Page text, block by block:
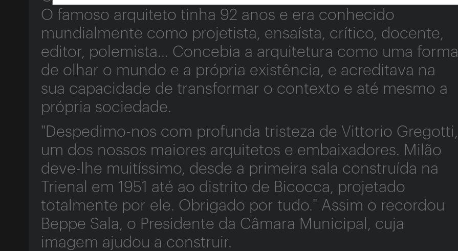
O famoso arquiteto tinha 92 anos e era conhecido
mundialmente como projetista, ensaísta, crítico, docente,
editor, polemista... Concebia a arquitetura como uma forma
de olhar o mundo e a própria existência, e acreditava na
sua capacidade de transformar o contexto e até mesmo a
própria sociedade.
"Despedimo-nos com profunda tristeza de Vittorio Gregotti,
um dos nossos maiores arquitetos e embaixadores. Milão
deve-lhe muitíssimo, desde a primeira sala construída na
Trienal em 1951 até ao distrito de Bicocca, projetado
totalmente por ele. Obrigado por tudo." Assim o recordou
Beppe Sala, o Presidente da Câmara Municipal, cuja
imagem ajudou a construir.